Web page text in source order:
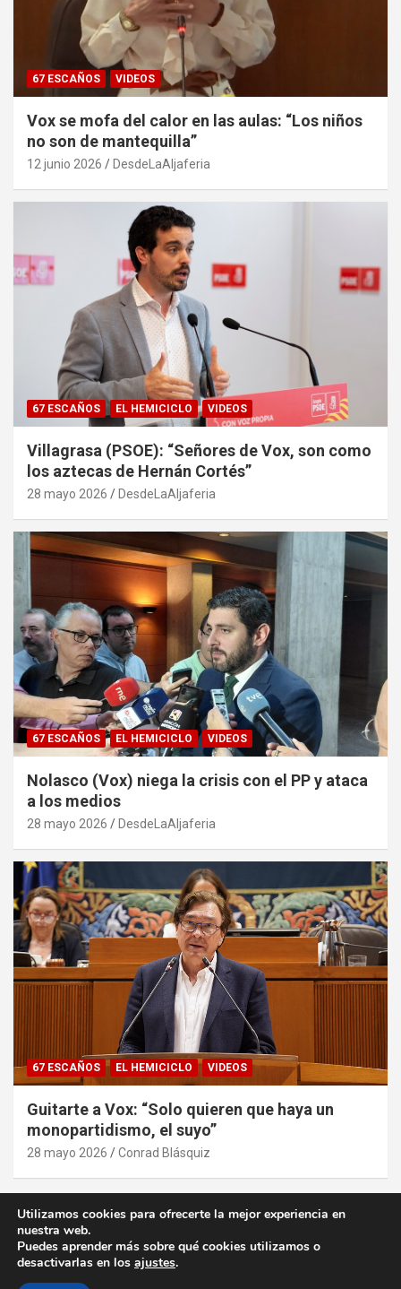
67 ESCAÑOS VIDEOS
Vox se mofa del calor en las aulas: “Los niños
no son de mantequilla”
12 junio 2026 DesdeLaAljaferia
67 ESCAÑOS EL HEMICICLO VIDEOS
Villagrasa (PSOE): “Señores de Vox, son como
los aztecas de Hernán Cortés”
28 mayo 2026 DesdeLaAljaferia
67 ESCAÑOS EL HEMICICLO VIDEOS
Nolasco (Vox) niega la crisis con el PP y ataca
a los medios
28 mayo 2026 DesdeLaAljaferia
67 ESCAÑOS EL HEMICICLO VIDEOS
Guitarte a Vox: “Solo quieren que haya un
monopartidismo, el suyo”
28 mayo 2026 Conrad Blásquiz
desde la Aljafería
Utilizamos cookies para ofrecerte la mejor experiencia en
nuestra web.
Puedes aprender más sobre qué cookies utilizamos o
desactivarlas en los ajustes.